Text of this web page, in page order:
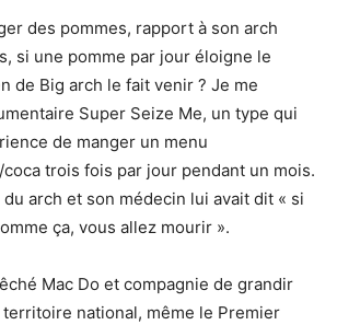
des pommes, rapport à son arch
si une pomme par jour éloigne le
de Big arch le fait venir ? Je me
Super Seize Me, un type qui
de manger un menu
trois fois par jour pendant un mois.
arch et son médecin lui avait dit « si
ça, vous allez mourir ».
Mac Do et compagnie de grandir
national, même le Premier